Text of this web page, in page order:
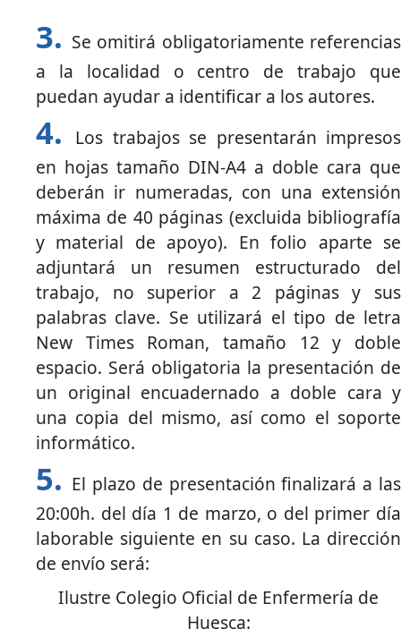
Se omitirá obligatoriamente referencias
a la localidad o centro de trabajo que
puedan ayudar a identificar a los autores.
Los trabajos se presentarán impresos
en hojas tamaño DIN-A4 a doble cara que
deberán ir numeradas, con una extensión
máxima de 40 páginas (excluida bibliografía
y material de apoyo). En folio aparte se
adjuntará un resumen estructurado del
trabajo, no superior a 2 páginas y sus
palabras clave. Se utilizará el tipo de letra
New Times Roman, tamaño 12 y doble
espacio. Será obligatoria la presentación de
un original encuadernado a doble cara y
una copia del mismo, así como el soporte
informático.
El plazo de presentación finalizará a las
20:00h. del día 1 de marzo, o del primer día
laborable siguiente en su caso. La dirección
de envío será:
Ilustre Colegio Oficial de Enfermería de
Huesca: